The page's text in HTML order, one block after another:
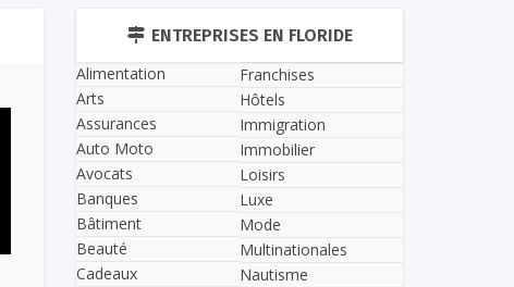
ENTREPRISES EN FLORIDE
Alimentation
Arts
Assurances
Auto Moto
Avocats
Banques
Bâtiment
Beauté
Cadeaux
Franchises
Hôtels
Immigration
Immobilier
Loisirs
Luxe
Mode
Multinationales
Nautisme